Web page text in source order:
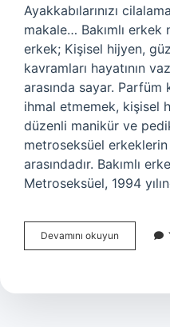
Ayakkabılarınızı
makale… Bakımlı
erkek; Kişisel hijyen,
kavramları hayatının
arasında sayar. Parfüm
ihmal etmemek, kişisel
düzenli manikür ve
metroseksüel
arasındadır. Bakımlı
Metroseksüel, 1994
Devamını okuyun
Bir
Olmalı